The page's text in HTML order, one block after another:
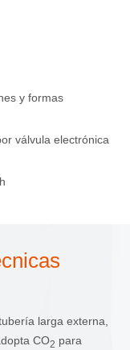
y formas
electrónica
larga externa,
CO2 para